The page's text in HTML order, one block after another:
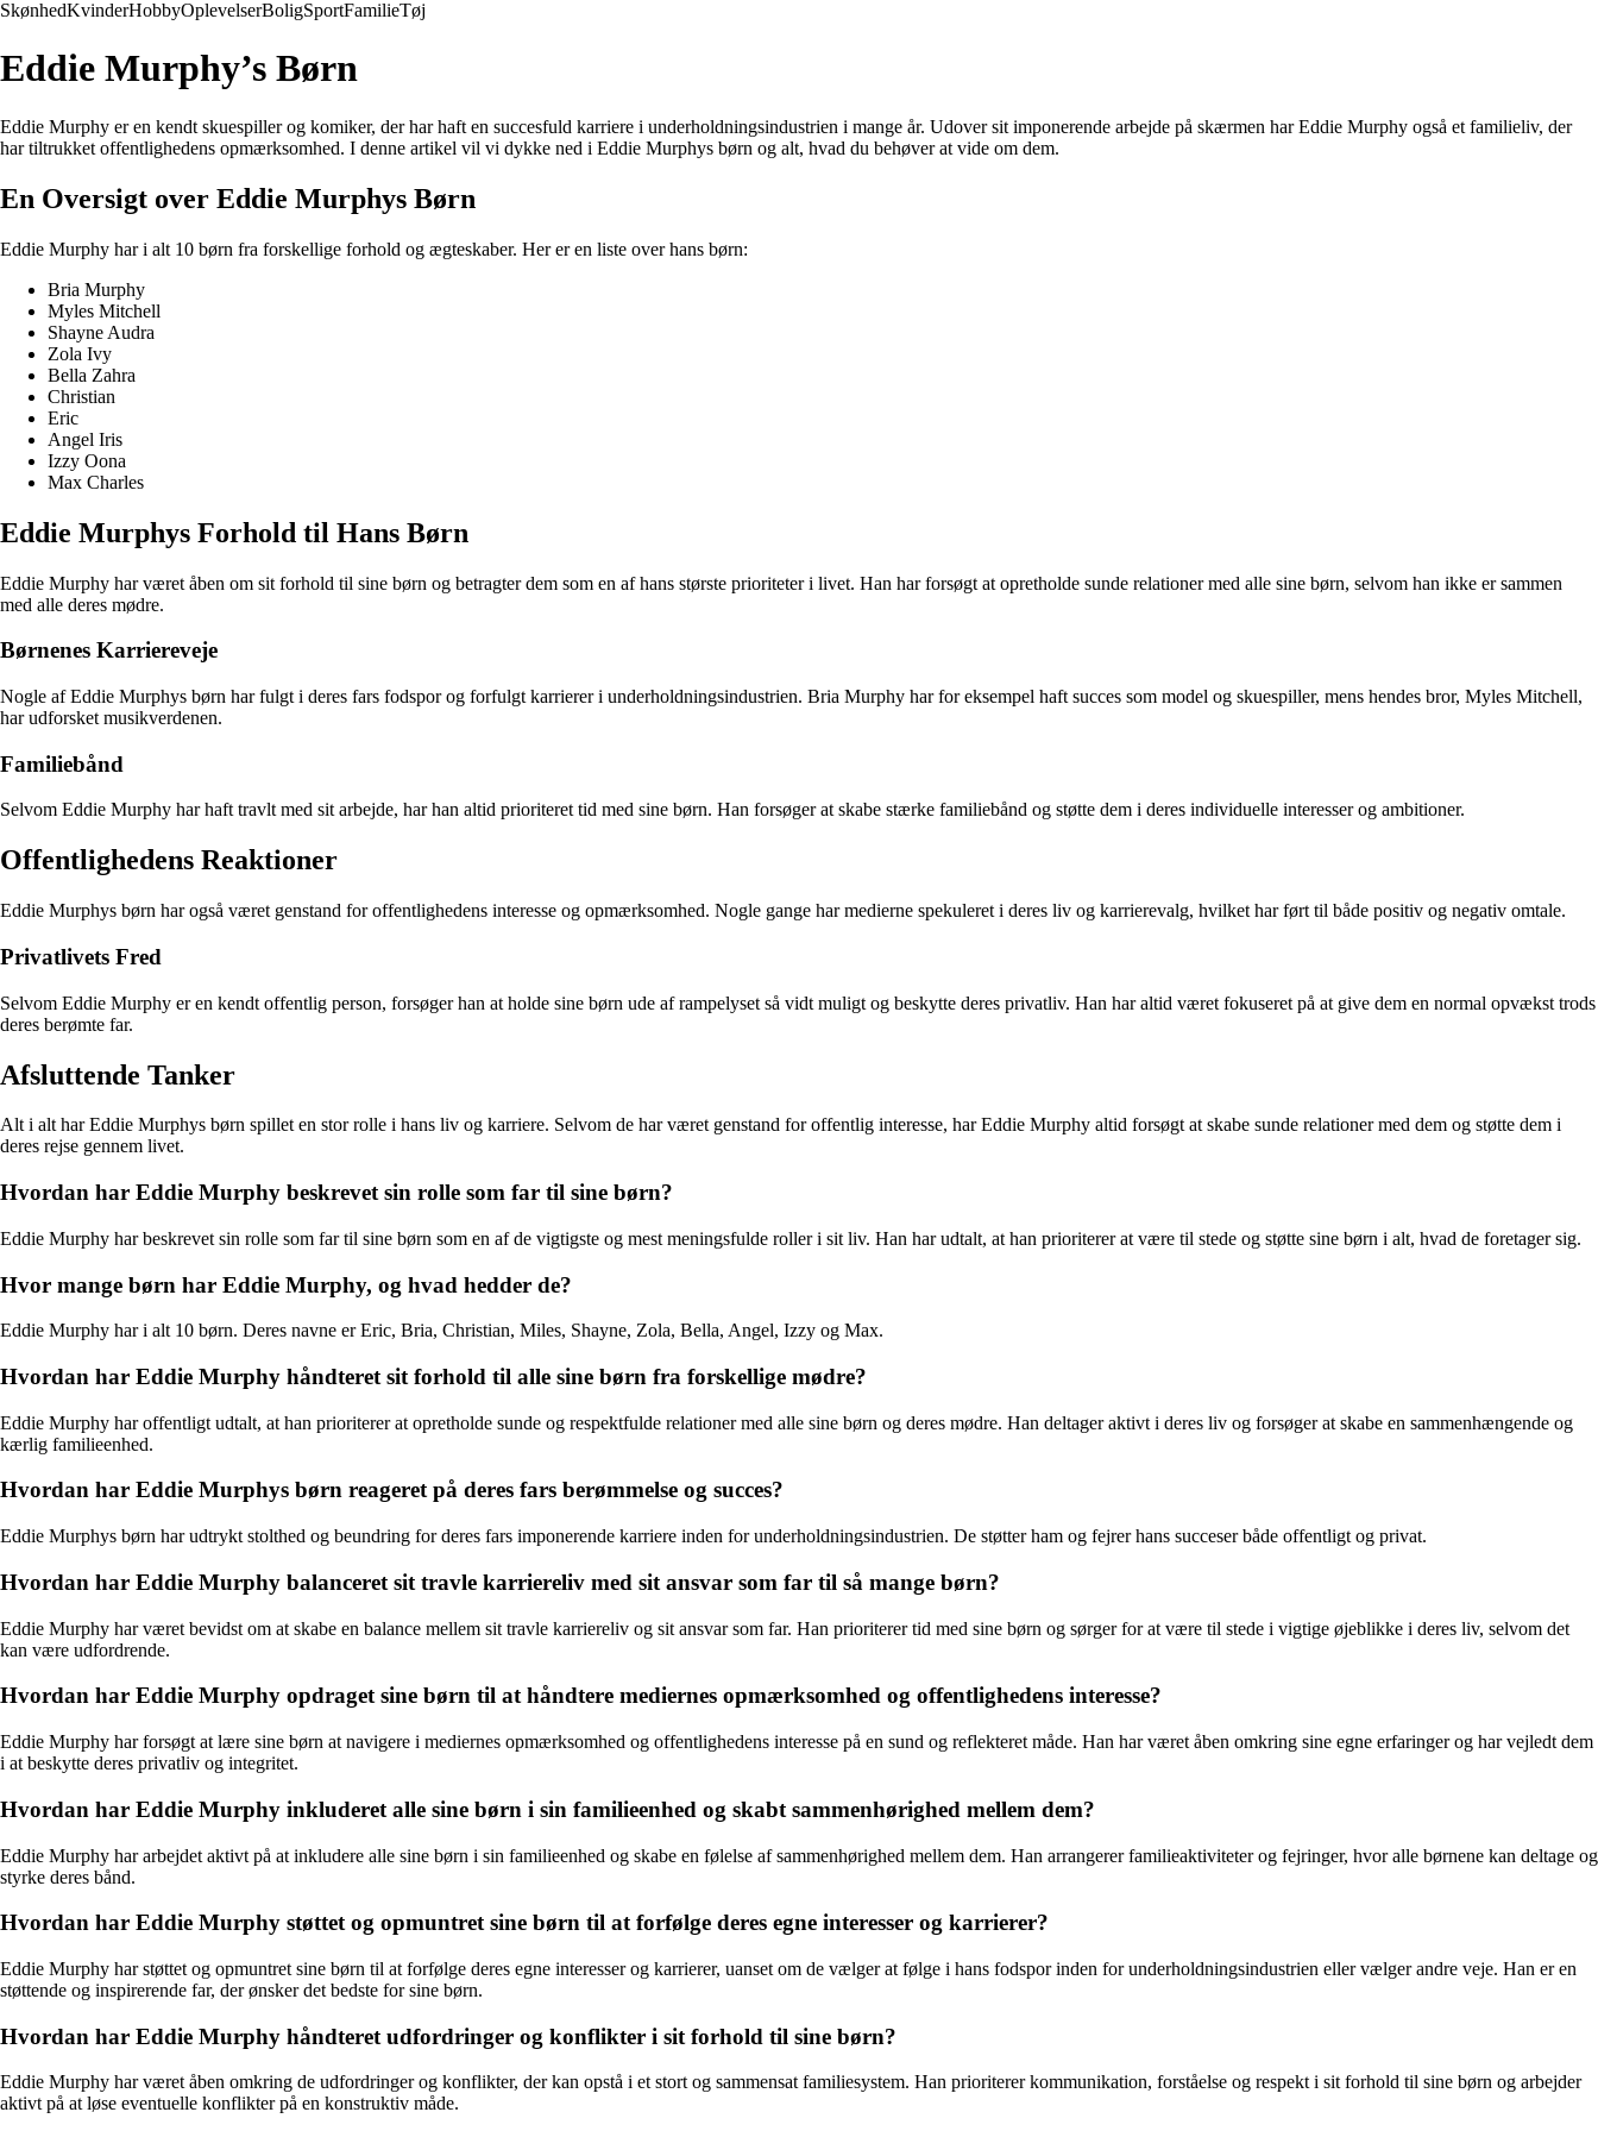
SkønhedKvinderHobbyOplevelserBoligSportFamilieTøj
Eddie Murphy’s Børn
Eddie Murphy er en kendt skuespiller og komiker, der har haft en succesfuld karriere i underholdningsindustrien i mange år. Udover sit imponerende arbejde på skærmen har Eddie Murphy også et familieliv, der
har tiltrukket offentlighedens opmærksomhed. I denne artikel vil vi dykke ned i Eddie Murphys børn og alt, hvad du behøver at vide om dem.
En Oversigt over Eddie Murphys Børn
Eddie Murphy har i alt 10 børn fra forskellige forhold og ægteskaber. Her er en liste over hans børn:
Bria Murphy
Myles Mitchell
Shayne Audra
Zola Ivy
Bella Zahra
Christian
Eric
Angel Iris
Izzy Oona
Max Charles
Eddie Murphys Forhold til Hans Børn
Eddie Murphy har været åben om sit forhold til sine børn og betragter dem som en af hans største prioriteter i livet. Han har forsøgt at opretholde sunde relationer med alle sine børn, selvom han ikke er sammen
med alle deres mødre.
Børnenes Karriereveje
Nogle af Eddie Murphys børn har fulgt i deres fars fodspor og forfulgt karrierer i underholdningsindustrien. Bria Murphy har for eksempel haft succes som model og skuespiller, mens hendes bror, Myles Mitchell,
har udforsket musikverdenen.
Familiebånd
Selvom Eddie Murphy har haft travlt med sit arbejde, har han altid prioriteret tid med sine børn. Han forsøger at skabe stærke familiebånd og støtte dem i deres individuelle interesser og ambitioner.
Offentlighedens Reaktioner
Eddie Murphys børn har også været genstand for offentlighedens interesse og opmærksomhed. Nogle gange har medierne spekuleret i deres liv og karrierevalg, hvilket har ført til både positiv og negativ omtale.
Privatlivets Fred
Selvom Eddie Murphy er en kendt offentlig person, forsøger han at holde sine børn ude af rampelyset så vidt muligt og beskytte deres privatliv. Han har altid været fokuseret på at give dem en normal opvækst trods
deres berømte far.
Afsluttende Tanker
Alt i alt har Eddie Murphys børn spillet en stor rolle i hans liv og karriere. Selvom de har været genstand for offentlig interesse, har Eddie Murphy altid forsøgt at skabe sunde relationer med dem og støtte dem i
deres rejse gennem livet.
Hvordan har Eddie Murphy beskrevet sin rolle som far til sine børn?
Eddie Murphy har beskrevet sin rolle som far til sine børn som en af de vigtigste og mest meningsfulde roller i sit liv. Han har udtalt, at han prioriterer at være til stede og støtte sine børn i alt, hvad de foretager sig.
Hvor mange børn har Eddie Murphy, og hvad hedder de?
Eddie Murphy har i alt 10 børn. Deres navne er Eric, Bria, Christian, Miles, Shayne, Zola, Bella, Angel, Izzy og Max.
Hvordan har Eddie Murphy håndteret sit forhold til alle sine børn fra forskellige mødre?
Eddie Murphy har offentligt udtalt, at han prioriterer at opretholde sunde og respektfulde relationer med alle sine børn og deres mødre. Han deltager aktivt i deres liv og forsøger at skabe en sammenhængende og
kærlig familieenhed.
Hvordan har Eddie Murphys børn reageret på deres fars berømmelse og succes?
Eddie Murphys børn har udtrykt stolthed og beundring for deres fars imponerende karriere inden for underholdningsindustrien. De støtter ham og fejrer hans succeser både offentligt og privat.
Hvordan har Eddie Murphy balanceret sit travle karriereliv med sit ansvar som far til så mange børn?
Eddie Murphy har været bevidst om at skabe en balance mellem sit travle karriereliv og sit ansvar som far. Han prioriterer tid med sine børn og sørger for at være til stede i vigtige øjeblikke i deres liv, selvom det
kan være udfordrende.
Hvordan har Eddie Murphy opdraget sine børn til at håndtere mediernes opmærksomhed og offentlighedens interesse?
Eddie Murphy har forsøgt at lære sine børn at navigere i mediernes opmærksomhed og offentlighedens interesse på en sund og reflekteret måde. Han har været åben omkring sine egne erfaringer og har vejledt dem
i at beskytte deres privatliv og integritet.
Hvordan har Eddie Murphy inkluderet alle sine børn i sin familieenhed og skabt sammenhørighed mellem dem?
Eddie Murphy har arbejdet aktivt på at inkludere alle sine børn i sin familieenhed og skabe en følelse af sammenhørighed mellem dem. Han arrangerer familieaktiviteter og fejringer, hvor alle børnene kan deltage og
styrke deres bånd.
Hvordan har Eddie Murphy støttet og opmuntret sine børn til at forfølge deres egne interesser og karrierer?
Eddie Murphy har støttet og opmuntret sine børn til at forfølge deres egne interesser og karrierer, uanset om de vælger at følge i hans fodspor inden for underholdningsindustrien eller vælger andre veje. Han er en
støttende og inspirerende far, der ønsker det bedste for sine børn.
Hvordan har Eddie Murphy håndteret udfordringer og konflikter i sit forhold til sine børn?
Eddie Murphy har været åben omkring de udfordringer og konflikter, der kan opstå i et stort og sammensat familiesystem. Han prioriterer kommunikation, forståelse og respekt i sit forhold til sine børn og arbejder
aktivt på at løse eventuelle konflikter på en konstruktiv måde.